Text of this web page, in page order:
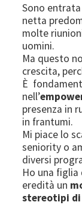
Sono
netta
molte
uomini.
Ma questo
crescita,
È
nell’
presenza in
in frantumi.
Mi piace lo
seniority o
diversi
Ho una figlia
eredità un
stereotipi di